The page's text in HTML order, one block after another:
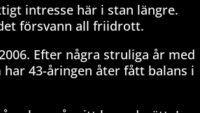
intresse här i stan längre.
försvann all friidrott.
Efter några struliga år med
43-åringen åter fått balans i